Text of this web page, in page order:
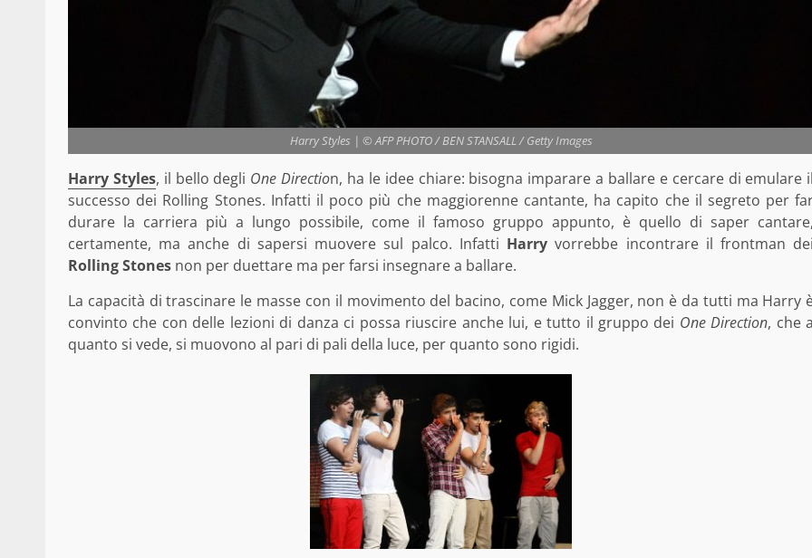
Harry Styles | © AFP PHOTO / BEN STANSALL / Getty Images
Harry Styles, il bello degli One Direction, ha le idee chiare: bisogna imparare a ballare e cercare di emulare
successo dei Rolling Stones. Infatti il poco più che maggiorenne cantante, ha capito che il segreto per
durare la carriera più a lungo possibile, come il famoso gruppo appunto, è quello di saper
certamente, ma anche di sapersi muovere sul palco. Infatti Harry vorrebbe incontrare il frontman
Rolling Stones non per duettare ma per farsi insegnare a ballare.
La capacità di trascinare le masse con il movimento del bacino, come Mick Jagger, non è da tutti ma Harry
convinto che con delle lezioni di danza ci possa riuscire anche lui, e tutto il gruppo dei One Direction, che
quanto si vede, si muovono al pari di pali della luce, per quanto sono rigidi.